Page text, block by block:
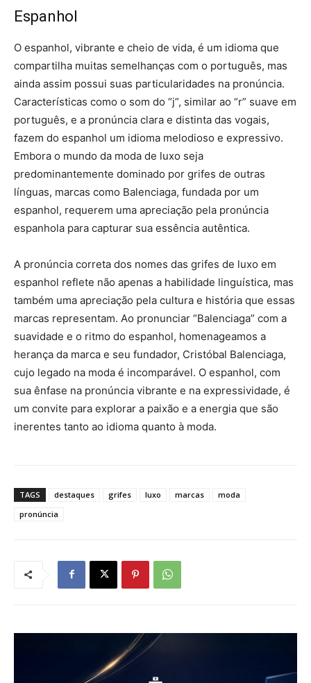
Espanhol
O espanhol, vibrante e cheio de vida, é um idioma que
compartilha muitas semelhanças com o português, mas
ainda assim possui suas particularidades na pronúncia.
Características como o som do “j”, similar ao “r” suave em
português, e a pronúncia clara e distinta das vogais,
fazem do espanhol um idioma melodioso e expressivo.
Embora o mundo da moda de luxo seja
predominantemente dominado por grifes de outras
línguas, marcas como Balenciaga, fundada por um
espanhol, requerem uma apreciação pela pronúncia
espanhola para capturar sua essência autêntica.
A pronúncia correta dos nomes das grifes de luxo em
espanhol reflete não apenas a habilidade linguística, mas
também uma apreciação pela cultura e história que essas
marcas representam. Ao pronunciar “Balenciaga” com a
suavidade e o ritmo do espanhol, homenageamos a
herança da marca e seu fundador, Cristóbal Balenciaga,
cujo legado na moda é incomparável. O espanhol, com
sua ênfase na pronúncia vibrante e na expressividade, é
um convite para explorar a paixão e a energia que são
inerentes tanto ao idioma quanto à moda.
TAGS destaques grifes luxo marcas
moda
pronúncia